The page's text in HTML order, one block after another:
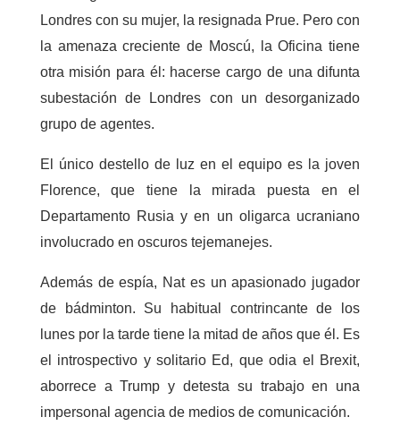
Londres con su mujer, la resignada Prue. Pero con
la amenaza creciente de Moscú, la Oficina tiene
otra misión para él: hacerse cargo de una difunta
subestación de Londres con un desorganizado
grupo de agentes.
El único destello de luz en el equipo es la joven
Florence, que tiene la mirada puesta en el
Departamento Rusia y en un oligarca ucraniano
involucrado en oscuros tejemanejes.
Además de espía, Nat es un apasionado jugador
de bádminton. Su habitual contrincante de los
lunes por la tarde tiene la mitad de años que él. Es
el introspectivo y solitario Ed, que odia el Brexit,
aborrece a Trump y detesta su trabajo en una
impersonal agencia de medios de comunicación.